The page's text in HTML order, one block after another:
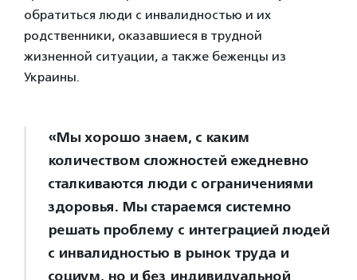
обратиться люди с инвалидностью и их
родственники, оказавшиеся в трудной
жизненной ситуации, а также беженцы из
Украины.
«Мы хорошо знаем, с каким
количеством сложностей ежедневно
сталкиваются люди с ограничениями
здоровья. Мы стараемся системно
решать проблему с интеграцией людей
с инвалидностью в рынок труда и
социум, но и без индивидуальной